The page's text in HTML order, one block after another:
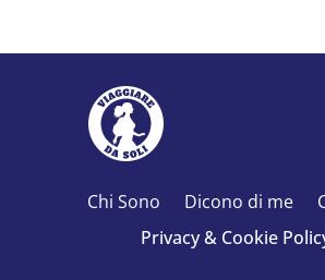
Chi Sono Dicono di me
Privacy & Cookie